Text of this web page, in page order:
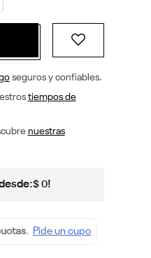
seguros y confiables.
tiempos de
nuestras
$ 0!